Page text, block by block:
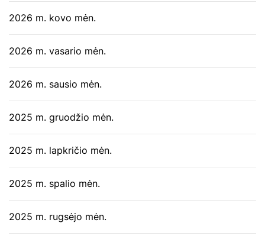
2026 m. kovo mėn.
2026 m. vasario mėn.
2026 m. sausio mėn.
2025 m. gruodžio mėn.
2025 m. lapkričio mėn.
2025 m. spalio mėn.
2025 m. rugsėjo mėn.